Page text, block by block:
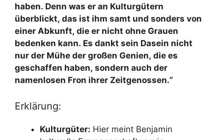
haben. Denn was er an Kulturgütern
überblickt, das ist ihm samt und sonders von
einer Abkunft, die er nicht ohne Grauen
bedenken kann. Es dankt sein Dasein nicht
nur der Mühe der großen Genien, die es
geschaffen haben, sondern auch der
namenlosen Fron ihrer Zeitgenossen.“
Erklärung:
Kulturgüter: Hier meint Benjamin